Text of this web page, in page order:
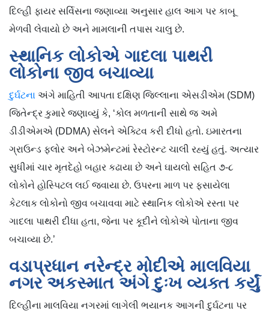
દિલ્હી ફાયર સર્વિસના જણાવ્યા અનુસાર હાલ આગ પર કાબૂ
મેળવી લેવાયો છે અને મામલાની તપાસ ચાલુ છે.
સ્થાનિક લોકોએ ગાદલા પાથરી
લોકોના જીવ બચાવ્યા
દુર્ઘટના અંગે માહિતી આપતા દક્ષિણ જિલ્લાના એસડીએમ (SDM)
જિતેન્દ્ર કુમારે જણાવ્યું કે, ‘કોલ મળતાની સાથે જ અમે
ડીડીએમએ (DDMA) સેલને એક્ટિવ કરી દીધો હતો. ઇમારતના
ગ્રાઉન્ડ ફ્લોર અને બેઝમેન્ટમાં રેસ્ટોરન્ટ ચાલી રહ્યું હતું. અત્યાર
સુધીમાં ચાર મૃતદેહો બહાર કઢાયા છે અને ઘાયલો સહિત ૭-૮
લોકોને હોસ્પિટલ લઈ જવાયા છે. ઉપરના માળ પર ફસાયેલા
કેટલાક લોકોનો જીવ બચાવવા માટે સ્થાનિક લોકોએ રસ્તા પર
ગાદલા પાથરી દીધા હતા, જેના પર કૂદીને લોકોએ પોતાના જીવ
બચાવ્યા છે.’
વડાપ્રધાન નરેન્દ્ર મોદીએ માલવિયા
નગર અકસ્માત અંગે દુઃખ વ્યક્ત કર્યું
દિલ્હીના માલવિયા નગરમાં લાગેલી ભયાનક આગની દુર્ઘટના પર